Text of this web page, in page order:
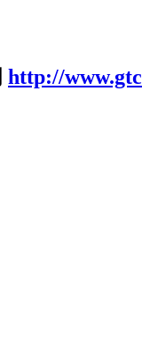
http://